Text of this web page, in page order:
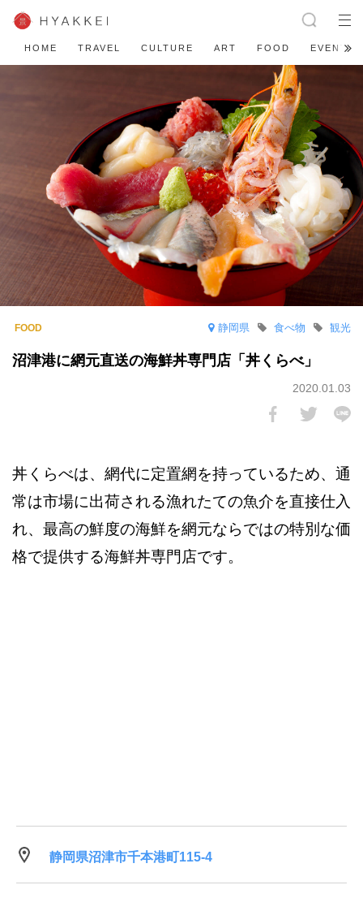
HOME TRAVEL CULTURE ART FOOD EVENT
静岡県 観光
食べ物
沼津港に網元直送の海鮮丼専⾨店「丼くらべ」
2020.01.03
丼くらべは、網代に定置網を持っているため、通
常は市場に出荷される漁れたての⿂介を直接仕⼊
れ、最⾼の鮮度の海鮮を網元ならではの特別な価
格で提供する海鮮丼専⾨店です。
静岡県沼津市千本港町115-4